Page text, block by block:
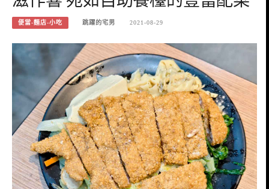
便當-麵店-小吃 跳躍的宅男 2021-08-29